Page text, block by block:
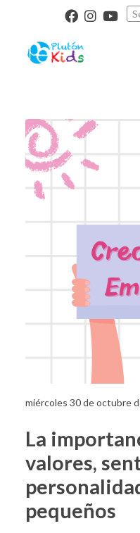
miércoles 30 de octubre
La
valores,
pequeños